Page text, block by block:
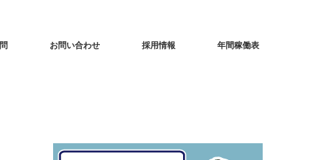
お問い合わせ 採用情報 年間稼働表